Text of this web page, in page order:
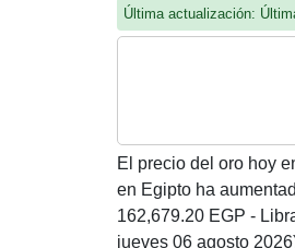
Última actualización:
El precio del oro hoy
en Egipto ha
162,679.20 EGP -
jueves 06 agosto